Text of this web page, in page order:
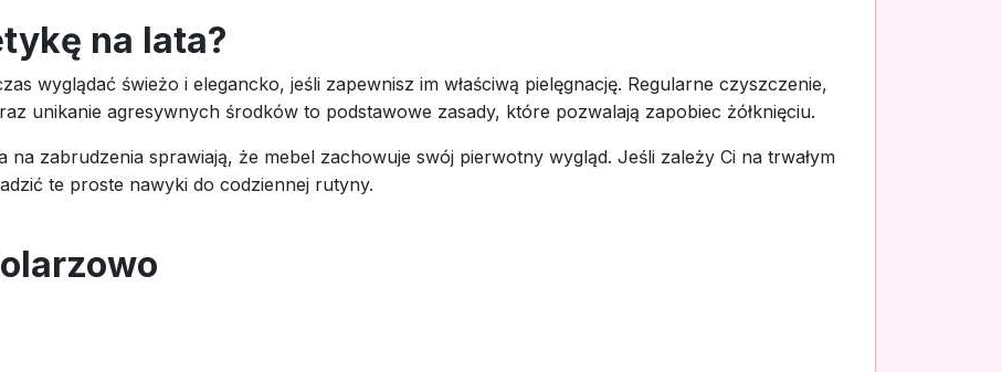
na lata?
wyglądać świeżo i elegancko, jeśli zapewnisz im właściwą pielęgnację. Regularne czyszczenie,
unikanie agresywnych środków to podstawowe zasady, które pozwalają zapobiec żółknięciu.
na zabrudzenia sprawiają, że mebel zachowuje swój pierwotny wygląd. Jeśli zależy Ci na trwałym
te proste nawyki do codziennej rutyny.